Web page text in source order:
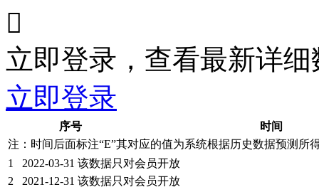

立即登录，查看最新详细
立即登录
序号
时间
注：时间后面标注“E”其对应的值为系统根据历史数据预测所
1
2022-03-31 该数据只对会员开放
2
2021-12-31 该数据只对会员开放